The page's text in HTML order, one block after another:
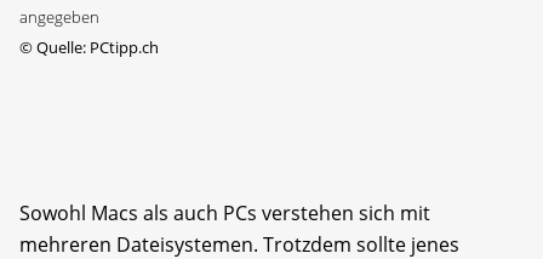
angegeben
©Quelle: PCtipp.ch
Sowohl Macs als auch PCs verstehen sich mit
mehreren Dateisystemen. Trotzdem sollte jenes